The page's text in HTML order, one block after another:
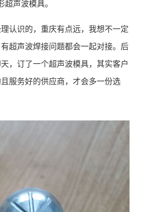
超声波模具。
认识的，重庆有点远，我想不一定
超声波焊接问题都会一起对接。后
，订了一个超声波模具，其实客户
服务好的供应商，才会多一份选